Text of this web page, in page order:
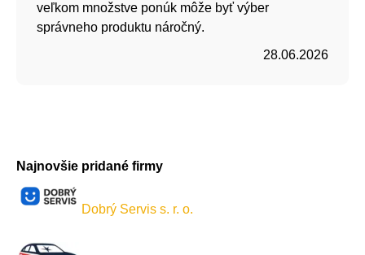
veľkom množstve ponúk môže byť výber
správneho produktu náročný.
28.06.2026
Najnovšie pridané firmy
Dobrý Servis s. r. o.